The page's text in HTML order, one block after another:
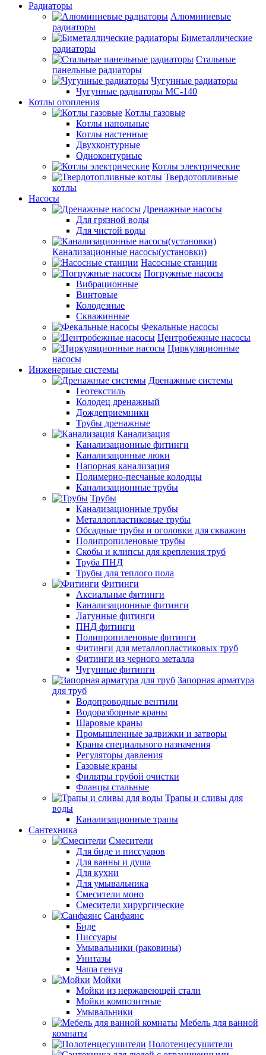
Радиаторы
Алюминиевые
радиаторы
Биметаллические
радиаторы
Стальные
панельные радиаторы
Чугунные радиаторы
Чугунные радиаторы МС-140
Котлы отопления
Котлы газовые
Котлы напольные
Котлы настенные
Двухконтурные
Одноконтурные
Котлы электрические
Твердотопливные
котлы
Насосы
Дренажные насосы
Для грязной воды
Для чистой воды
Канализационные насосы(установки)
Насосные станции
Погружные насосы
Вибрационные
Винтовые
Колодезные
Скважинные
Фекальные насосы
Центробежные насосы
Циркуляционные
насосы
Инженерные системы
Дренажные системы
Геотекстиль
Колодец дренажный
Дождеприемники
Трубы дренажные
Канализация
Канализационные фитинги
Канализацонные люки
Напорная канализация
Полимерно-песчаные колодцы
Канализационные трубы
Трубы
Канализационные трубы
Металлопластиковые трубы
Обсадные трубы и оголовки для скважин
Полипропиленовые трубы
Скобы и клипсы для крепления труб
Труба ПНД
Трубы для теплого пола
Фитинги
Аксиальные фитинги
Канализационные фитинги
Латунные фитинги
ПНД фитинги
Полипропиленовые фитинги
Фитинги для металлопластиковых труб
Фитинги из черного металла
Чугунные фитинги
Запорная арматура
для труб
Водопроводные вентили
Водоразборные краны
Шаровые краны
Промышленные задвижки и затворы
Краны специального назначения
Регуляторы давления
Газовые краны
Фильтры грубой очистки
Фланцы стальные
Трапы и сливы для
воды
Канализационные трапы
Сантехника
Смесители
Для биде и писсуаров
Для ванны и душа
Для кухни
Для умывальника
Смесители моно
Смесители хирургические
Санфаянс
Биде
Писсуары
Умывальники (раковины)
Унитазы
Чаша генуя
Мойки
Мойки из нержавеющей стали
Мойки композитные
Умывальники
Мебель для ванной
комнаты
Полотенцесушители